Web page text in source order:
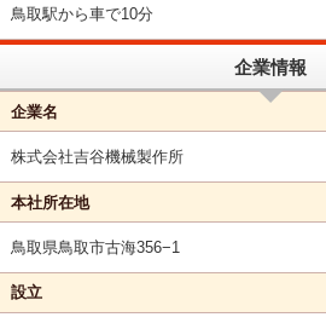
鳥取駅から車で10分
企業情報
企業名
株式会社吉谷機械製作所
本社所在地
鳥取県鳥取市古海356−1
設立